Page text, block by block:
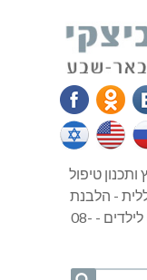
טיפול
- הלבנת
שיניים ואסתטיקה - רפואת שיניים לילדים - 08-